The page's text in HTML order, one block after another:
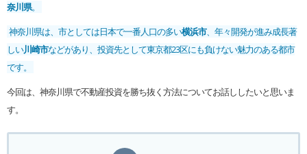
奈川県。
神奈川県は、市としては日本で一番人口の多い横浜市、年々開発が進み成長著
しい川崎市などがあり、投資先として東京都23区にも負けない魅力のある都市
です。
今回は、神奈川県で不動産投資を勝ち抜く方法についてお話ししたいと思いま
す。